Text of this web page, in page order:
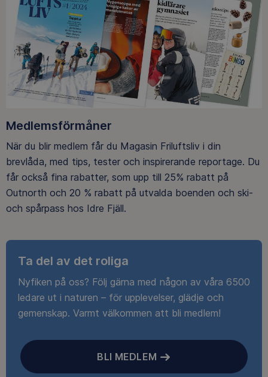
Medlemsförmåner
När du blir medlem får du Magasin Friluftsliv i din
brevlåda, med tips, tester och inspirerande reportage. Du
får också fina rabatter, som upp till 25% rabatt på
Outnorth och 20 % rabatt på utvalda boenden och ski-
och spårpass hos Idre Fjäll.
Ta del av det roliga
Nyfiken på oss? Följ gärna med någon av våra 6500
ledare ut i naturen – för upplevelser, glädje och
gemenskap. Varmt välkommen att bli medlem!
BLI MEDLEM